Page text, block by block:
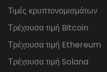
Τιμές κρυπτονομισμάτων
Τρέχουσα τιμή Bitcoin
Τρέχουσα τιμή Ethereum
Τρέχουσα τιμή Solana